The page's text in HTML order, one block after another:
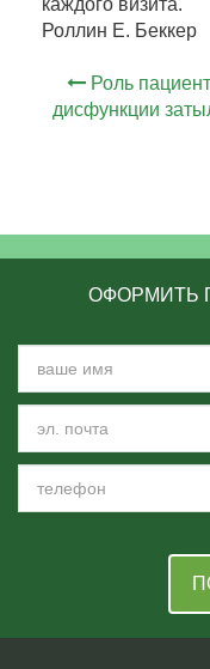
каждого визита.
Роллин Е. Беккер
Роль
дисфункции
ОФОРМИТЬ